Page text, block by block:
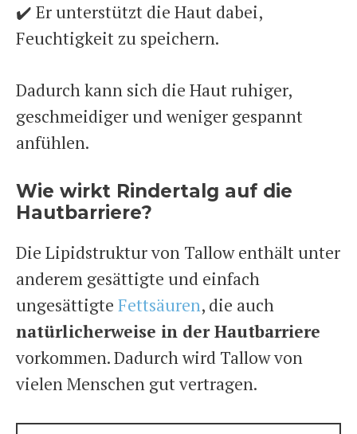
✔️ Er unterstützt die Haut dabei,
Feuchtigkeit zu speichern.
Dadurch kann sich die Haut ruhiger,
geschmeidiger und weniger gespannt
anfühlen.
Wie wirkt Rindertalg auf die
Hautbarriere?
Die Lipidstruktur von Tallow enthält unter
anderem gesättigte und einfach
ungesättigte Fettsäuren, die auch
natürlicherweise in der Hautbarriere
vorkommen. Dadurch wird Tallow von
vielen Menschen gut vertragen.